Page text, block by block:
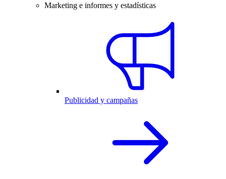
Marketing e informes y estadísticas
Publicidad y campañas